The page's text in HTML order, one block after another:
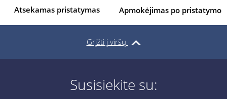
Atsekamas pristatymas Apmokėjimas po pristatymo
Grįžti į viršų
Susisiekite su: